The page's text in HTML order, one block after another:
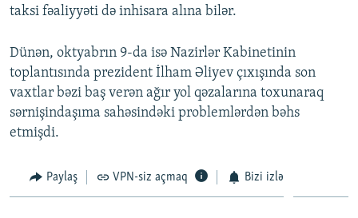
taksi fəaliyyəti də inhisara alına bilər.
Dünən, oktyabrın 9-da isə Nazirlər Kabinetinin
toplantısında prezident İlham Əliyev çıxışında son
vaxtlar bəzi baş verən ağır yol qəzalarına toxunaraq
sərnişindaşıma sahəsindəki problemlərdən bəhs
etmişdi.
Paylaş VPN-siz açmaq Bizi izlə